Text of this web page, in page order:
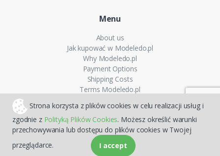
Strona korzysta z plików cookies w celu realizacji usług i
zgodnie z Polityką Plików Cookies. Możesz określić warunki
przechowywania lub dostępu do plików cookies w Twojej
przeglądarce.
I accept
Menu
About us
Jak kupować w Modeledo.pl
Why Modeledo.pl
Payment Options
Shipping Costs
Terms Modeledo.pl
Privacy policy
FAQ
Sitemap